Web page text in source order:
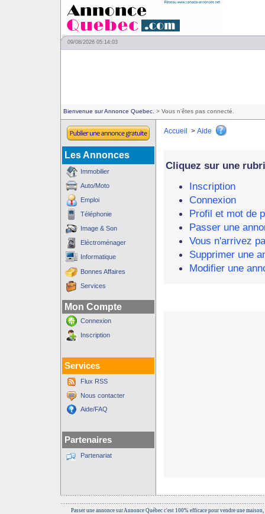
09/08/2026 05:14:03
Bienvenue sur Annonce Quebec. > Vous n'êtes pas connecté.
Les Annonces
Immobilier
Auto/Moto
Emploi
Téléphonie
Image & Son
Eléctroménager
Informatique
Bonnes Affaires
Services
Mon Compte
Connexion
Inscription
Services
Flux RSS
Nous contacter
Aide/FAQ
Partenaires
Partenariat
Accueil > Aide
Cliquez sur une
Inscription
Connexion
Profil et mot de
Passer une
Vous n'arrivez
Supprimer une
Modifier une
Passer une annonce sur Annonce Québec c'est 100% efficace pour vendre une